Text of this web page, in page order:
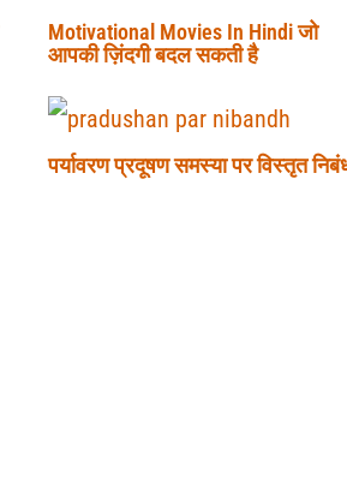
Motivational Movies In Hindi जो
आपकी ज़िंदगी बदल सकती है
पर्यावरण प्रदूषण समस्या पर विस्तृत